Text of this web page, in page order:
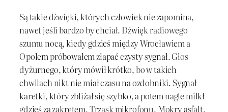
Są takie dźwięki, których człowiek nie zapomina,
nawet jeśli bardzo by chciał. Dźwięk radiowego
szumu nocą, kiedy gdzieś między Wrocławiem a
Opolem próbowałem złapać czysty sygnał. Głos
dyżurnego, który mówił krótko, bo w takich
chwilach nikt nie miał czasu na ozdobniki. Sygnał
karetki, który zbliżał się szybko, a potem nagle milkł
gdzieś za zakrętem. Trzask mikrofonu. Mokry asfalt.